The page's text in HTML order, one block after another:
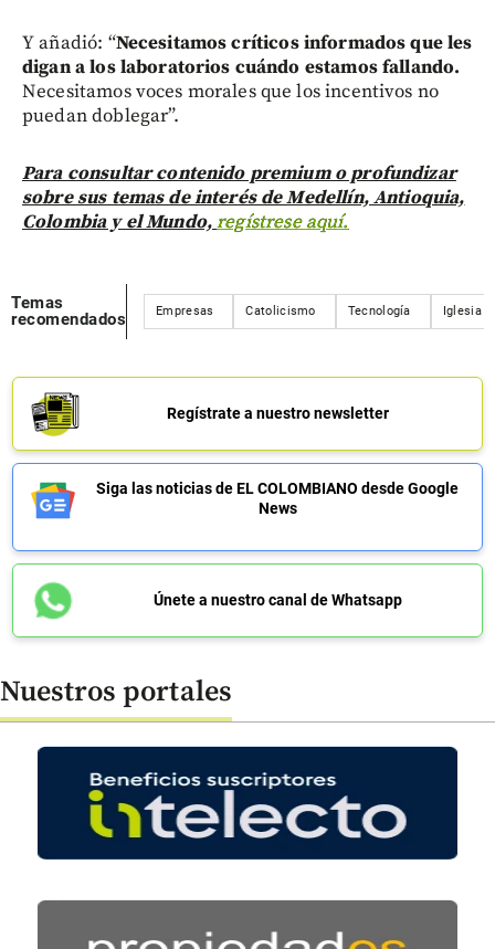
Y añadió: “Necesitamos críticos informados que les
digan a los laboratorios cuándo estamos fallando.
Necesitamos voces morales que los incentivos no
puedan doblegar”.
Para consultar contenido premium o profundizar
sobre sus temas de interés de Medellín, Antioquia,
Colombia y el Mundo,regístrese aquí.
Temas
recomendados
Empresas Catolicismo Tecnología Iglesia
Regístrate a nuestro newsletter
Siga las noticias de EL COLOMBIANO desde Google
News
Únete a nuestro canal de Whatsapp
Nuestros portales